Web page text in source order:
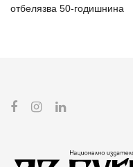
отбелязва 50-годишнина